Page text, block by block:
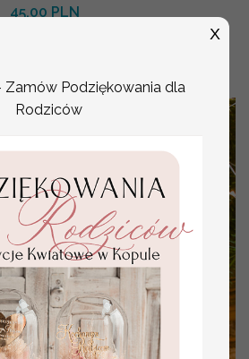
45.00 PLN
Zamów Podziękowania dla
Rodziców
X